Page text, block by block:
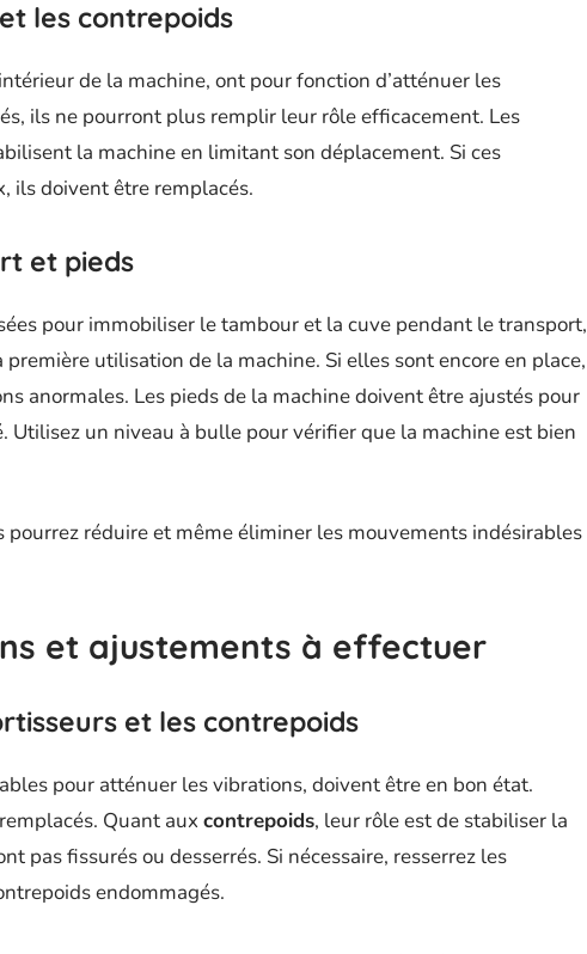
les contrepoids
de la machine, ont pour fonction d’atténuer les
ils ne pourront plus remplir leur rôle efficacement. Les
la machine en limitant son déplacement. Si ces
ils doivent être remplacés.
et pieds
pour immobiliser le tambour et la cuve pendant le transport,
utilisation de la machine. Si elles sont encore en place,
anormales. Les pieds de la machine doivent être ajustés pour
Utilisez un niveau à bulle pour vérifier que la machine est bien
pourrez réduire et même éliminer les mouvements indésirables
et ajustements à effectuer
et les contrepoids
pour atténuer les vibrations, doivent être en bon état.
Quant aux contrepoids, leur rôle est de stabiliser la
pas fissurés ou desserrés. Si nécessaire, resserrez les
endommagés.